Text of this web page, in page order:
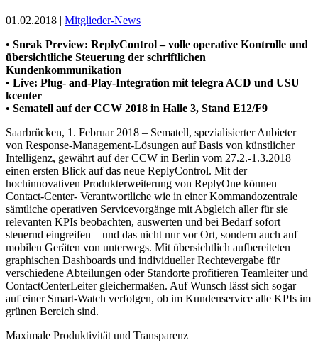
01.02.2018 | Mitglieder-News
• Sneak Preview: ReplyControl – volle operative Kontrolle und
übersichtliche Steuerung der schriftlichen
Kundenkommunikation
• Live: Plug- and-Play-Integration mit telegra ACD und USU
kcenter
• Sematell auf der CCW 2018 in Halle 3, Stand E12/F9
Saarbrücken, 1. Februar 2018 – Sematell, spezialisierter Anbieter
von Response-Management-Lösungen auf Basis von künstlicher
Intelligenz, gewährt auf der CCW in Berlin vom 27.2.-1.3.2018
einen ersten Blick auf das neue ReplyControl. Mit der
hochinnovativen Produkterweiterung von ReplyOne können
Contact-Center- Verantwortliche wie in einer Kommandozentrale
sämtliche operativen Servicevorgänge mit Abgleich aller für sie
relevanten KPIs beobachten, auswerten und bei Bedarf sofort
steuernd eingreifen – und das nicht nur vor Ort, sondern auch auf
mobilen Geräten von unterwegs. Mit übersichtlich aufbereiteten
graphischen Dashboards und individueller Rechtevergabe für
verschiedene Abteilungen oder Standorte profitieren Teamleiter und
ContactCenterLeiter gleichermaßen. Auf Wunsch lässt sich sogar
auf einer Smart-Watch verfolgen, ob im Kundenservice alle KPIs im
grünen Bereich sind.
Maximale Produktivität und Transparenz